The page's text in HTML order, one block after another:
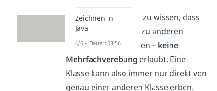
Wichtig ist hier noch zu wissen, dass
Java– im Gegensatz zu anderen
Programmiersprachen – keine
Mehrfachverebung erlaubt. Eine
Klasse kann also immer nur direkt von
genau einer anderen Klasse erben.
Zeichnen in
Java
6/6 – Dauer: 03:56